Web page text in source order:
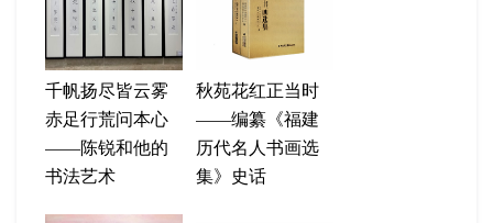
千帆扬尽皆云雾
赤足行荒问本心
——陈锐和他的
书法艺术
秋苑花红正当时
——编纂《福建
历代名人书画选
集》史话